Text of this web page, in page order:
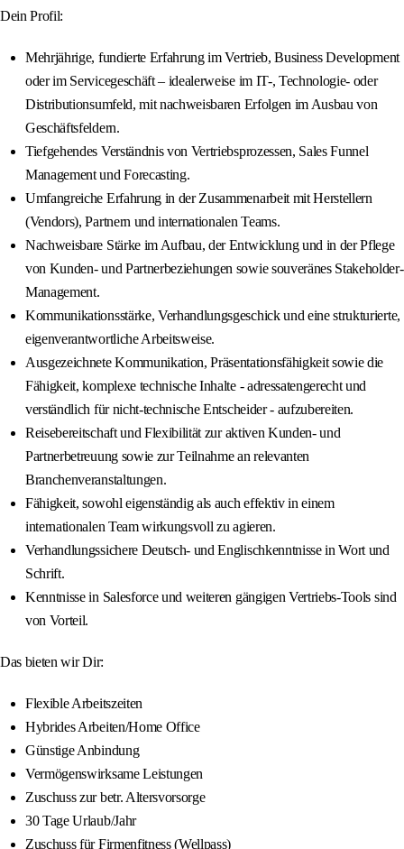
Dein Profil:
Mehrjährige, fundierte Erfahrung im Vertrieb, Business Development
oder im Servicegeschäft – idealerweise im IT-, Technologie- oder
Distributionsumfeld, mit nachweisbaren Erfolgen im Ausbau von
Geschäftsfeldern.
Tiefgehendes Verständnis von Vertriebsprozessen, Sales Funnel
Management und Forecasting.
Umfangreiche Erfahrung in der Zusammenarbeit mit Herstellern
(Vendors), Partnern und internationalen Teams.
Nachweisbare Stärke im Aufbau, der Entwicklung und in der Pflege
von Kunden- und Partnerbeziehungen sowie souveränes Stakeholder-
Management.
Kommunikationsstärke, Verhandlungsgeschick und eine strukturierte,
eigenverantwortliche Arbeitsweise.
Ausgezeichnete Kommunikation, Präsentationsfähigkeit sowie die
Fähigkeit, komplexe technische Inhalte - adressatengerecht und
verständlich für nicht-technische Entscheider - aufzubereiten.
Reisebereitschaft und Flexibilität zur aktiven Kunden- und
Partnerbetreuung sowie zur Teilnahme an relevanten
Branchenveranstaltungen.
Fähigkeit, sowohl eigenständig als auch effektiv in einem
internationalen Team wirkungsvoll zu agieren.
Verhandlungssichere Deutsch- und Englischkenntnisse in Wort und
Schrift.
Kenntnisse in Salesforce und weiteren gängigen Vertriebs-Tools sind
von Vorteil.
Das bieten wir Dir:
Flexible Arbeitszeiten
Hybrides Arbeiten/Home Office
Günstige Anbindung
Vermögenswirksame Leistungen
Zuschuss zur betr. Altersvorsorge
30 Tage Urlaub/Jahr
Zuschuss für Firmenfitness (Wellpass)